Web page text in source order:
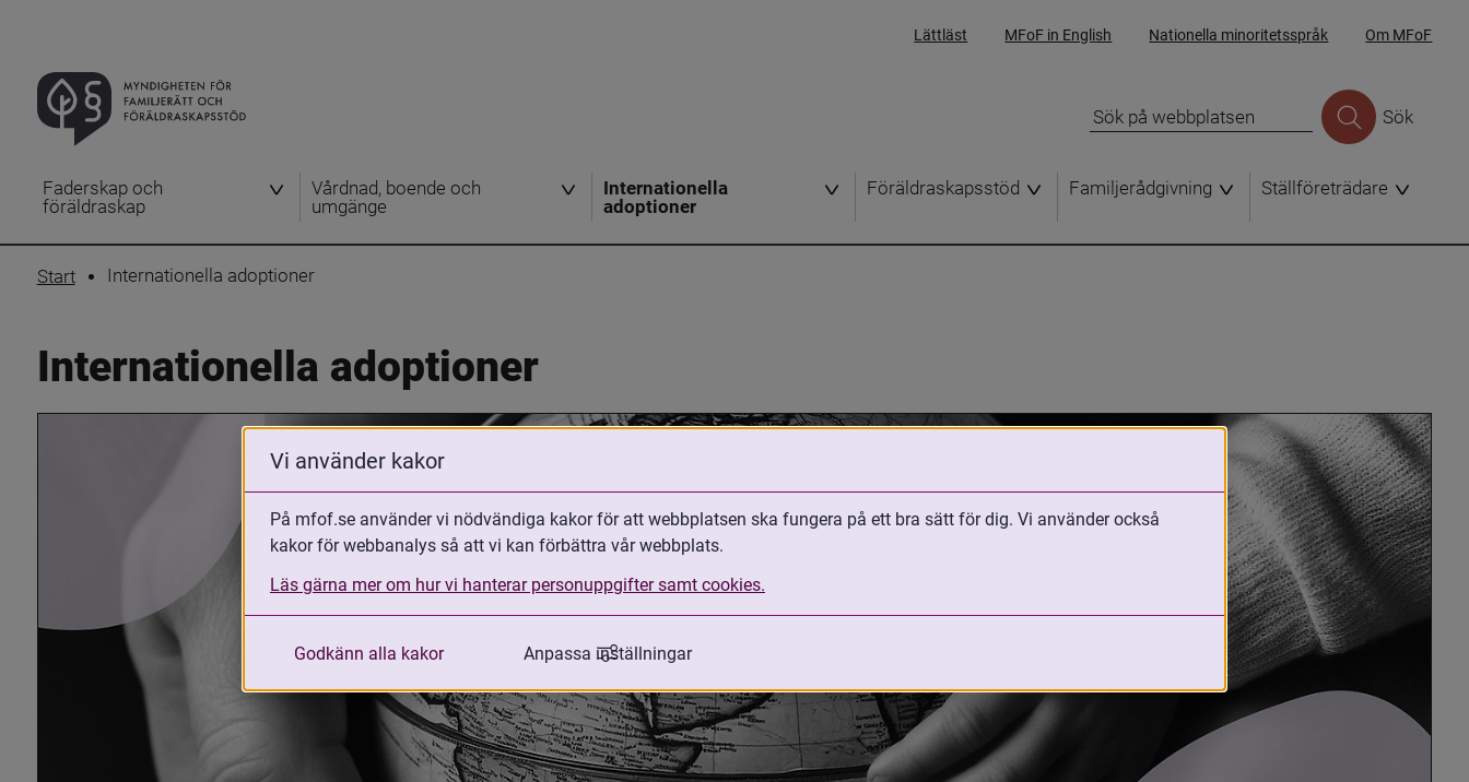
Lättläst MFoF in English Nationella minoritetsspråk Om MFoF
Sök
Faderskap och
föräldraskap
Vårdnad, boende och
umgänge
Internationella
adoptioner
Föräldraskapsstöd Familjerådgivning Ställföreträdare
Start Internationella adoptioner
Internationella adoptioner
Vi använder kakor
På mfof.se använder vi nödvändiga kakor för att webbplatsen ska fungera på ett bra sätt för dig. Vi använder också
kakor för webbanalys så att vi kan förbättra vår webbplats.
Läs gärna mer om hur vi hanterar personuppgifter samt cookies.
Godkänn alla kakor Anpassa inställningar